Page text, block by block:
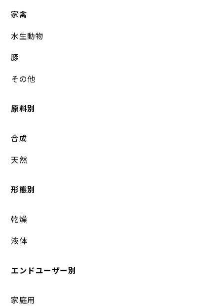
家禽
水生動物
豚
その他
原料別
合成
天然
形態別
乾燥
液体
エンドユーザー別
家庭用